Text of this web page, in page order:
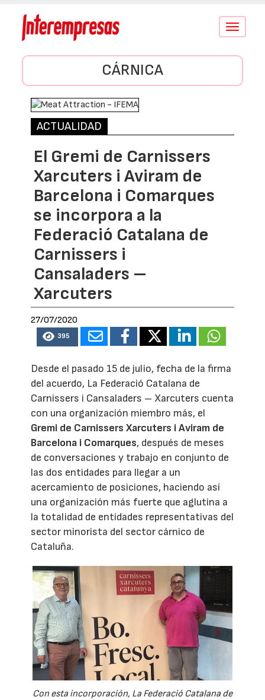
Conmutar
CÁRNICA
ACTUALIDAD
El Gremi de Carnissers
Xarcuters i Aviram de
Barcelona i Comarques
se incorpora a la
Federació Catalana de
Carnissers i
Cansaladers –
Xarcuters
27/07/2020
395
Desde el pasado 15 de julio, fecha de la firma
del acuerdo, La Federació Catalana de
Carnissers i Cansaladers – Xarcuters cuenta
con una organización miembro más, el
Gremi de Carnissers Xarcuters i Aviram de
Barcelona i Comarques, después de meses
de conversaciones y trabajo en conjunto de
las dos entidades para llegar a un
acercamiento de posiciones, haciendo así
una organización más fuerte que aglutina a
la totalidad de entidades representativas del
sector minorista del sector cárnico de
Cataluña.
Con esta incorporación, La Federació Catalana de